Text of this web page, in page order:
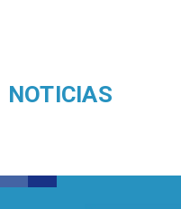
NOTICIAS